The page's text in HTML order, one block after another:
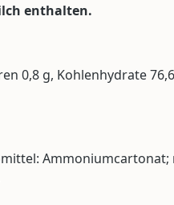
enthalten.
0,8 g, Kohlenhydrate